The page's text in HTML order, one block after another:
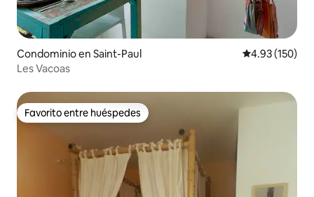
Condominio en Saint-Paul Calificación
4.93 (150)
Les Vacoas
Favorito entre huéspedes
Favorito entre huéspedes